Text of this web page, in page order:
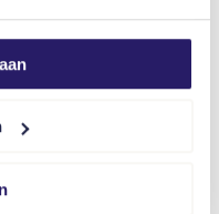
en de
onderdeel in het
bekende van u is?
gesprekken en